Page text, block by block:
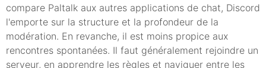
compare Paltalk aux autres applications de chat, Discord
l'emporte sur la structure et la profondeur de la
modération. En revanche, il est moins propice aux
rencontres spontanées. Il faut généralement rejoindre un
serveur, en apprendre les règles et naviguer entre les